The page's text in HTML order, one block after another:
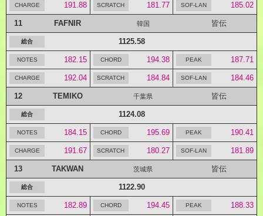
191.88 181.77 185.02
11 FAFNIR 韓国 皆伝
1125.58
182.15 194.38 187.71
192.04 184.84 184.46
12 TEMIKO 千葉県 皆伝
1124.08
184.15 195.69 190.41
191.67 180.27 181.89
13 TAKWAN 茨城県 皆伝
1122.90
182.89 194.45 188.33